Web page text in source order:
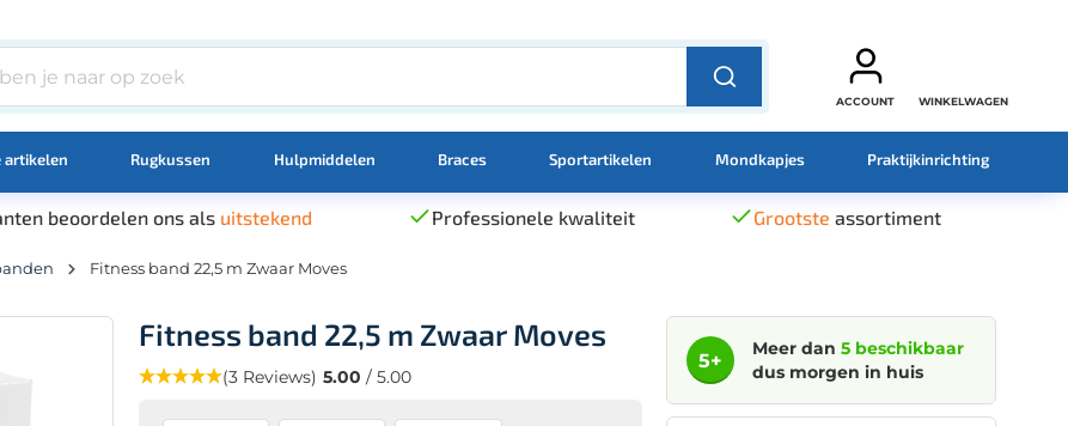
ACCOUNT WINKELWAGEN
artikelen Rugkussen Hulpmiddelen Braces Sportartikelen Mondkapjes Praktijkinrichting
beoordelen ons als uitstekend Professionele kwaliteit Grootste assortiment
Fitness band 22,5 m Zwaar Moves
Fitness band 22,5 m Zwaar Moves
(3 Reviews) 5.00 / 5.00
5+
Meer dan 5 beschikbaar
dus morgen in huis